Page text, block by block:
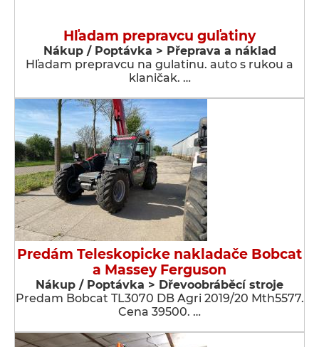
Hľadam prepravcu guľatiny
Nákup / Poptávka > Přeprava a náklad
Hľadam prepravcu na gulatinu. auto s rukou a
klaničak. …
Predám Teleskopicke nakladače Bobcat
a Massey Ferguson
Nákup / Poptávka > Dřevoobráběcí stroje
Predam Bobcat TL3070 DB Agri 2019/20 Mth5577.
Cena 39500. …